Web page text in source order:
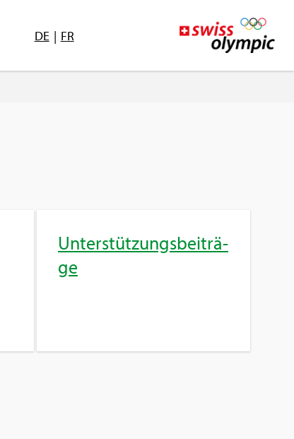
DE | FR
Un­ter­stüt­zungs­bei­trä­
ge